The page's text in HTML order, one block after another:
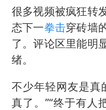
很多视频被疯狂转
态下一拳击穿砖墙
了。评论区里能明
绪。
不少年轻网友是真
真了。”“终于有人